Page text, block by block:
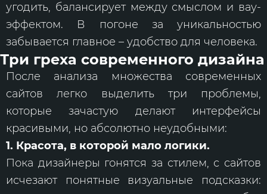
угодить, балансирует между смыслом и вау-
эффектом. В погоне за уникальностью
забывается главное – удобство для человека.
Три греха современного дизайна
После анализа множества современных
сайтов легко выделить три проблемы,
которые зачастую делают интерфейсы
красивыми, но абсолютно неудобными:
1. Красота, в которой мало логики.
Пока дизайнеры гонятся за стилем, с сайтов
исчезают понятные визуальные подсказки: